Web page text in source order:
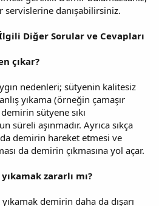
danışabilirsiniz.
Diğer Sorular ve Cevapları
çıkar?
nedenleri; sütyenin kalitesiz
yıkama (örneğin çamaşır
sütyene sıkı
süreli aşınmadır. Ayrıca sıkça
demirin hareket etmesi ve
da demirin çıkmasına yol açar.
zararlı mı?
demirin daha da dışarı